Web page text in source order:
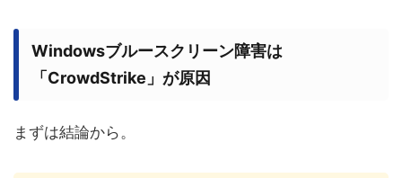
Windowsブルースクリーン障害は
「CrowdStrike」が原因
まずは結論から。